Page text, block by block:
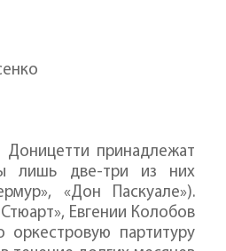
Доницетти принадлежат
лишь две-три из них
«Дон Паскуале»).
Евгении Колобов
партитуру